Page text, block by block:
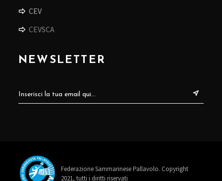
CEV
CEVSCA
NEWSLETTER
Federazione Sammarinese Pallavolo. Copyright
2021, tutti i diritti riservati